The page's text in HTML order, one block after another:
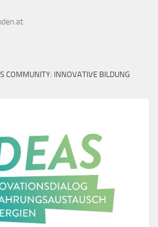
COMMUNITY: INNOVATIVE BILDUNG